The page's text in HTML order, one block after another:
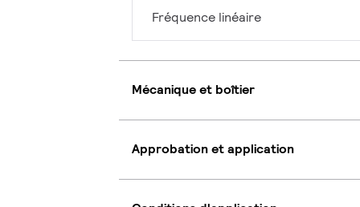
Fréquence linéaire
Mécanique et boîtier
Approbation et application